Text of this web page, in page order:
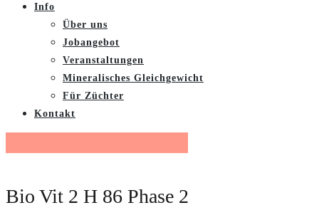
Info
Über uns
Jobangebot
Veranstaltungen
Mineralisches Gleichgewicht
Für Züchter
Kontakt
Bio Vit 2 H 86 Phase 2